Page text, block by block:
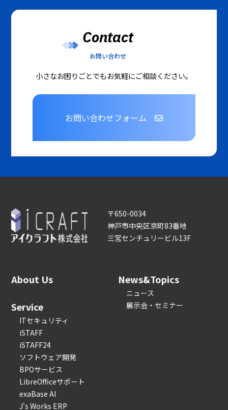
Contact
お問い合わせ
小さなお困りごとでもお気軽にご相談ください。
お問い合わせフォーム
〒650-0034
神戸市中央区京町83番地
三宮センチュリービル13F
About Us
Service
ITセキュリティ
iSTAFF
iSTAFF24
ソフトウェア開発
BPOサービス
LibreOfficeサポート
exaBase AI
J's Works ERP
News&Topics
ニュース
展示会・セミナー